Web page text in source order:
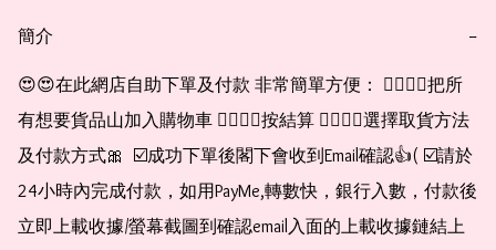
簡介 −
😍😍在此網店自助下單及付款 非常簡單方便： 👉🏻👉🏻把所
有想要貨品山加入購物車 👉🏻👉🏻按結算 👉🏻👉🏻選擇取貨方法
及付款方式🎀  ☑️成功下單後閣下會收到Email確認👍( ☑️請於
24小時內完成付款，如用PayMe,轉數快，銀行入數，付款後
立即上載收據/螢幕截圖到確認email入面的上載收據鏈結上